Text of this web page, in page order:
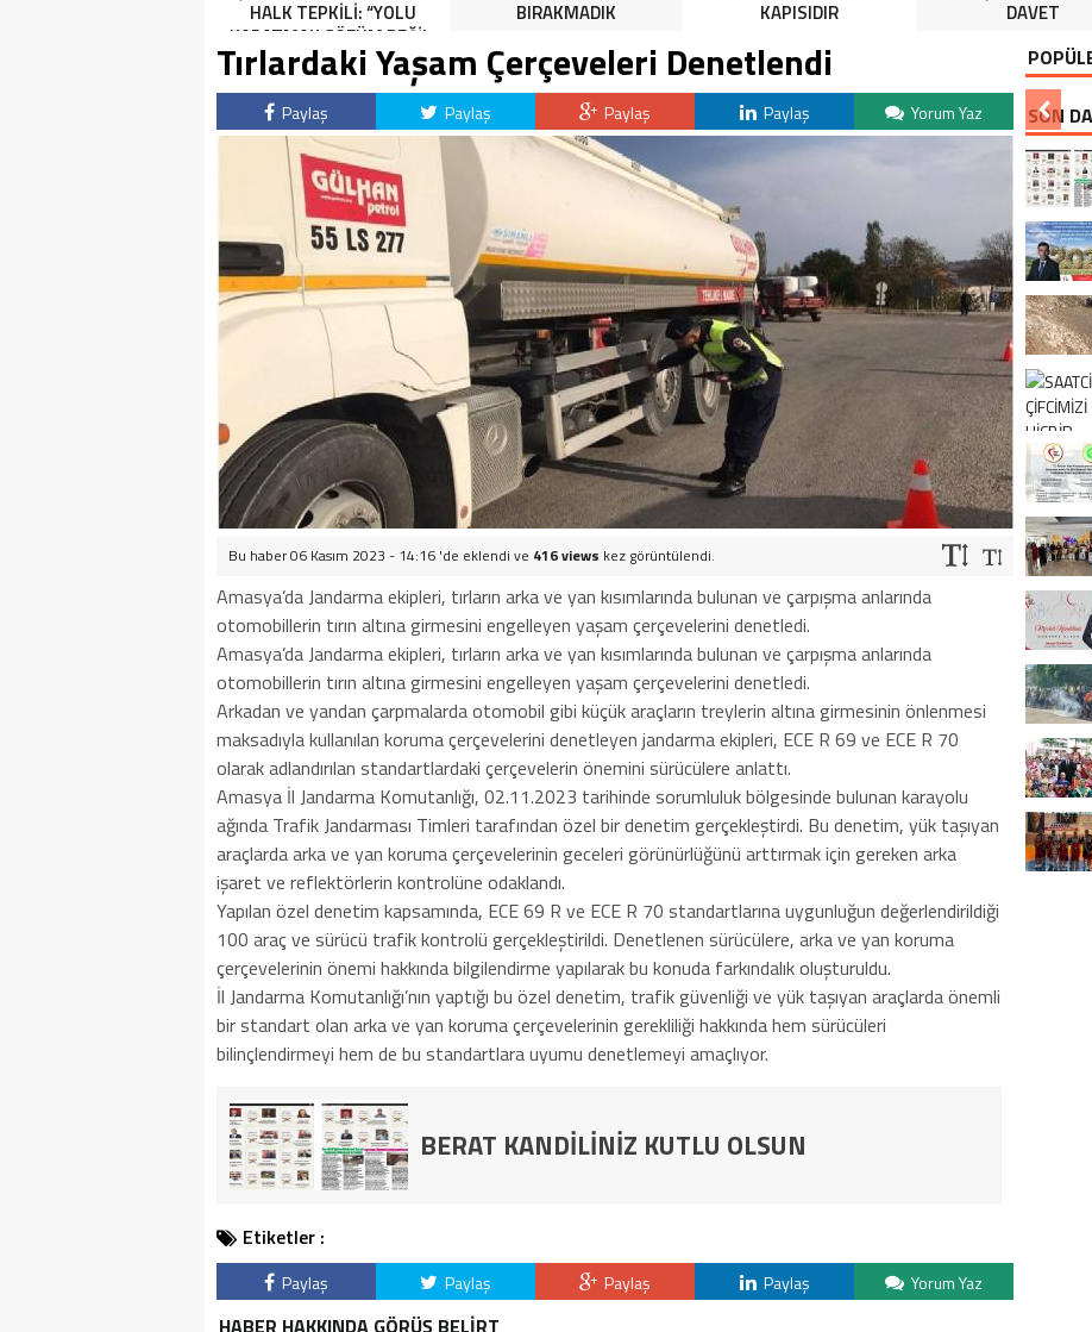
HALK TEPKİLİ: “YOLU
KAPATMAK ÇÖZÜM DEĞİL,
GÖREVİNİ YAP!”
BIRAKMADIK
KAPISIDIR
DAVET
Tırlardaki Yaşam Çerçeveleri Denetlendi
Paylaş Paylaş Paylaş Paylaş Yorum Yaz
Bu haber 06 Kasım 2023 - 14:16 'de eklendi ve 416 views kez görüntülendi.
Amasya’da Jandarma ekipleri, tırların arka ve yan kısımlarında bulunan ve çarpışma anlarında
otomobillerin tırın altına girmesini engelleyen yaşam çerçevelerini denetledi.
Amasya’da Jandarma ekipleri, tırların arka ve yan kısımlarında bulunan ve çarpışma anlarında
otomobillerin tırın altına girmesini engelleyen yaşam çerçevelerini denetledi.
Arkadan ve yandan çarpmalarda otomobil gibi küçük araçların treylerin altına girmesinin önlenmesi
maksadıyla kullanılan koruma çerçevelerini denetleyen jandarma ekipleri, ECE R 69 ve ECE R 70
olarak adlandırılan standartlardaki çerçevelerin önemini sürücülere anlattı.
Amasya İl Jandarma Komutanlığı, 02.11.2023 tarihinde sorumluluk bölgesinde bulunan karayolu
ağında Trafik Jandarması Timleri tarafından özel bir denetim gerçekleştirdi. Bu denetim, yük taşıyan
araçlarda arka ve yan koruma çerçevelerinin geceleri görünürlüğünü arttırmak için gereken arka
işaret ve reflektörlerin kontrolüne odaklandı.
Yapılan özel denetim kapsamında, ECE 69 R ve ECE R 70 standartlarına uygunluğun değerlendirildiği
100 araç ve sürücü trafik kontrolü gerçekleştirildi. Denetlenen sürücülere, arka ve yan koruma
çerçevelerinin önemi hakkında bilgilendirme yapılarak bu konuda farkındalık oluşturuldu.
İl Jandarma Komutanlığı’nın yaptığı bu özel denetim, trafik güvenliği ve yük taşıyan araçlarda önemli
bir standart olan arka ve yan koruma çerçevelerinin gerekliliği hakkında hem sürücüleri
bilinçlendirmeyi hem de bu standartlara uyumu denetlemeyi amaçlıyor.
BERAT KANDİLİNİZ KUTLU OLSUN
Etiketler :
Paylaş Paylaş Paylaş Paylaş Yorum Yaz
HABER HAKKINDA GÖRÜŞ BELİRT
SON